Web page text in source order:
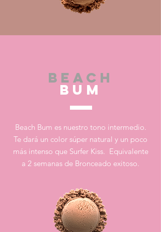
BEACH
BUM
Beach Bum es nuestro tono intermedio.
Te dará un color súper natural y un poco
más intenso que Surfer Kiss. Equivalente
a 2 semanas de Bronceado exitoso.